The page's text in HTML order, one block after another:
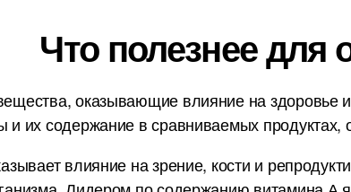
Что полезнее для
оказывающие влияние на
и их содержание в сравниваемых
влияние на зрение, кости и